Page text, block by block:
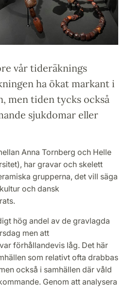
vår tideräknings
ha ökat markant i
men tiden tycks också
sjukdomar eller
Anna Tornberg och Helle
har gravar och skelett
grupperna, det vill säga
och dansk
hög andel av de gravlagda
men att
förhållandevis låg. Det här
som relativt ofta drabbas
också i samhällen där våld
Genom att analysera